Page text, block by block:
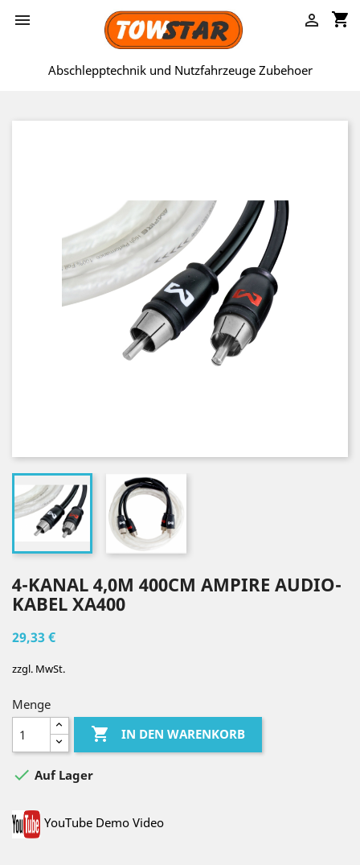
 shopping_cart

Abschlepptechnik und Nutzfahrzeuge Zubehoer
4-KANAL 4,0M 400CM AMPIRE AUDIO-
KABEL XA400
29,33 €
zzgl. MwSt.
Menge
 IN DEN WARENKORB
 Auf Lager
YouTube Demo Video